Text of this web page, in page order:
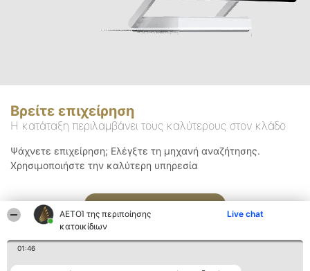
ΑΕΤΟΊ της περιποίησης
κατοικίδιων
Live chat
01:46
Βρείτε επιχείρηση
Η κατάταξη περιλαμβάνει τους καλύτερους στον κλάδο
Ψάχνετε επιχείρηση; Ελέγξτε τη μηχανή αναζήτησης.
Χρησιμοποιήστε την καλύτερη υπηρεσία
Αναζήτηση